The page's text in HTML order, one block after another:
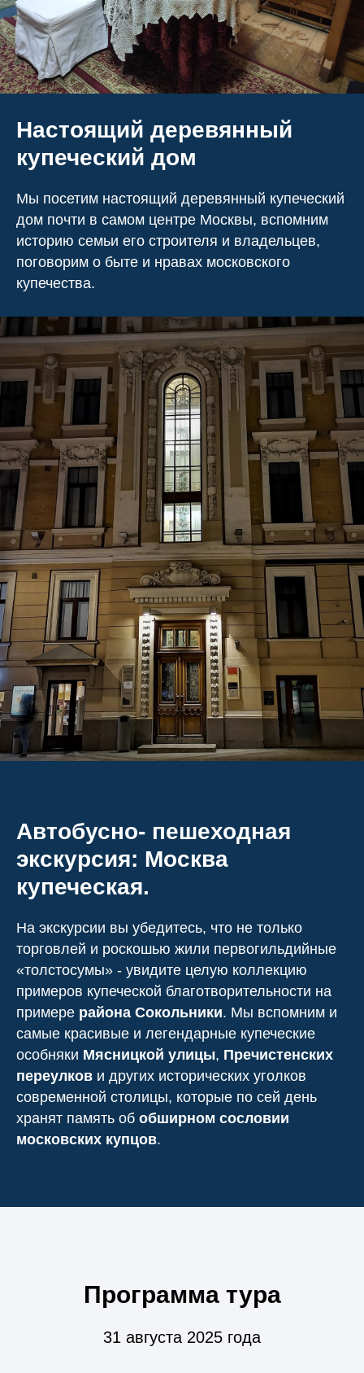
Настоящий деревянный
купеческий дом
Мы посетим настоящий деревянный купеческий
дом почти в самом центре Москвы, вспомним
историю семьи его строителя и владельцев,
поговорим о быте и нравах московского
купечества.
Автобусно- пешеходная
экскурсия: Москва
купеческая.
На экскурсии вы убедитесь, что не только
торговлей и роскошью жили первогильдийные
«толстосумы» - увидите целую коллекцию
примеров купеческой благотворительности на
примере района Сокольники. Мы вспомним и
самые красивые и легендарные купеческие
особняки Мясницкой улицы, Пречистенских
переулков и других исторических уголков
современной столицы, которые по сей день
хранят память об обширном сословии
московских купцов.
Программа тура
31 августа 2025 года